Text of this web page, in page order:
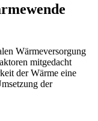
Wärmeversorgung
mitgedacht
der Wärme eine
der